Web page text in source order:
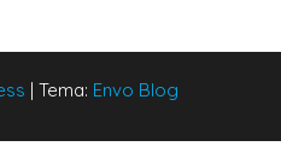
| Tema: Envo Blog